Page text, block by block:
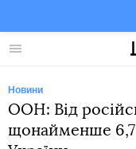
Меню
Новини
ООН: Від
щонайменше 6,7